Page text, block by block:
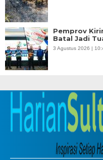
Pemprov
Batal Jadi
3 Agustus 2026 |